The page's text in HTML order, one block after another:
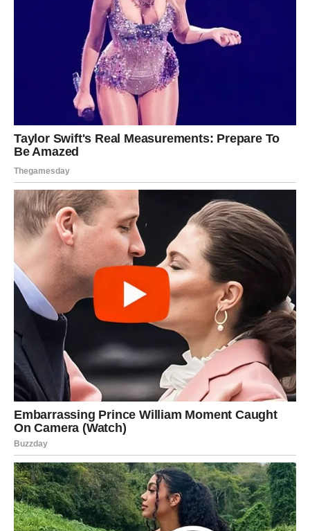
Device ulaze u fazupreopterećenosti
previše očekivanja i premalo vremena za sebe. Sve što
ste preuzeli na svoja leđa sada postaje teško breme.
Poslovne poteškoće
Mogući su problemi na poslu – kritike, kašnjenja, greške
koje će vam biti stavljene na teret, čak i ako niste jedini
krivac. Bićete pod stalnim pritiskom da budete savršeni, a
to vas može dovesti do ivice iscrpljenosti.
Zdravlje kao upozorenje
Telo može reagovati na stres – pad imuniteta, umor,
glavobolje. Ovo je jasan znak da morate usporiti, iako vam
to nije lako.
Poruka zvezda:
Ne morate sve sami. Dozvolite sebi da
pogrešite – svet se neće srušiti.
ŠKORPIJA – Karmički dug dolazi
na naplatu
Za Škorpije dolazi
senkama. Karma je neumoljiva, a sve ono što ste nekada
učinili – dobro ili loše – sada se vraća.
Istine koje bole